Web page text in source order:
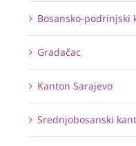
Bosansko-podrinjski
Gradačac
Kanton Sarajevo
Srednjobosanski